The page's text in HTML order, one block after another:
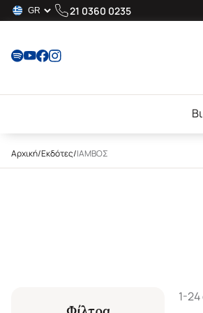
21 0360 0235
Αρχική/Εκδότες/ΙΑΜΒΟΣ
1-